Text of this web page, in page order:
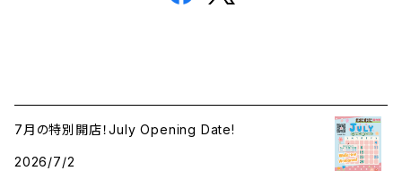
7月の特別開店！July Opening Date!
2026/7/2